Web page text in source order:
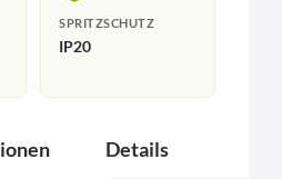
SPRITZSCHUTZ
IP20
Details